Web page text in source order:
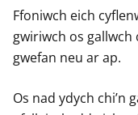
Ffoniwch eich
gwiriwch os
gwefan neu ar ap.
Os nad ydych chi’n